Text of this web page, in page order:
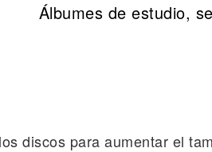
Álbumes de estudio,
discos para aumentar el